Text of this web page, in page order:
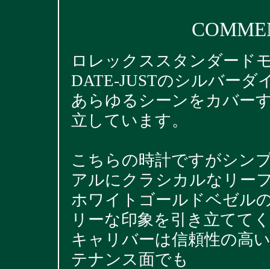
ロレックススタンダード
DATE-JUSTのシルバーダ
あらゆるシーンをカバー
立しています。
こちらの時計ですがシン
アルにクラシカルなリー
ホワイトゴールドベゼル
リーな印象を引き立てて
キャリバーは信頼性の高
テナンス面でも